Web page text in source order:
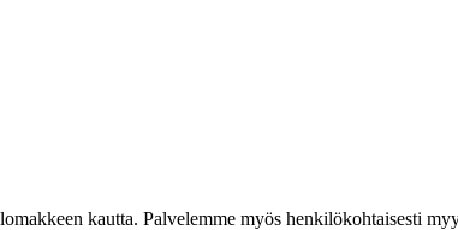
kautta. Palvelemme myös henkilökohtaisesti